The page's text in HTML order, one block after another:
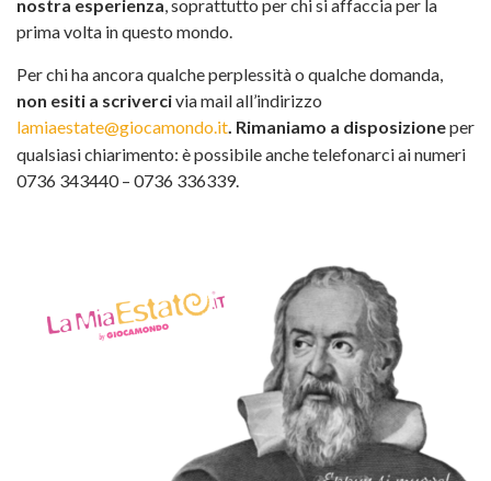
nostra esperienza , soprattutto per chi si affaccia per la
prima volta in questo mondo.
Per chi ha ancora qualche perplessità o qualche domanda,
non esiti a scrivercivia mail all’indirizzo
lamiaestate@giocamondo.it . Rimaniamo a disposizioneper
qualsiasi chiarimento: è possibile anche telefonarci ai numeri
0736 343440 – 0736 336339.